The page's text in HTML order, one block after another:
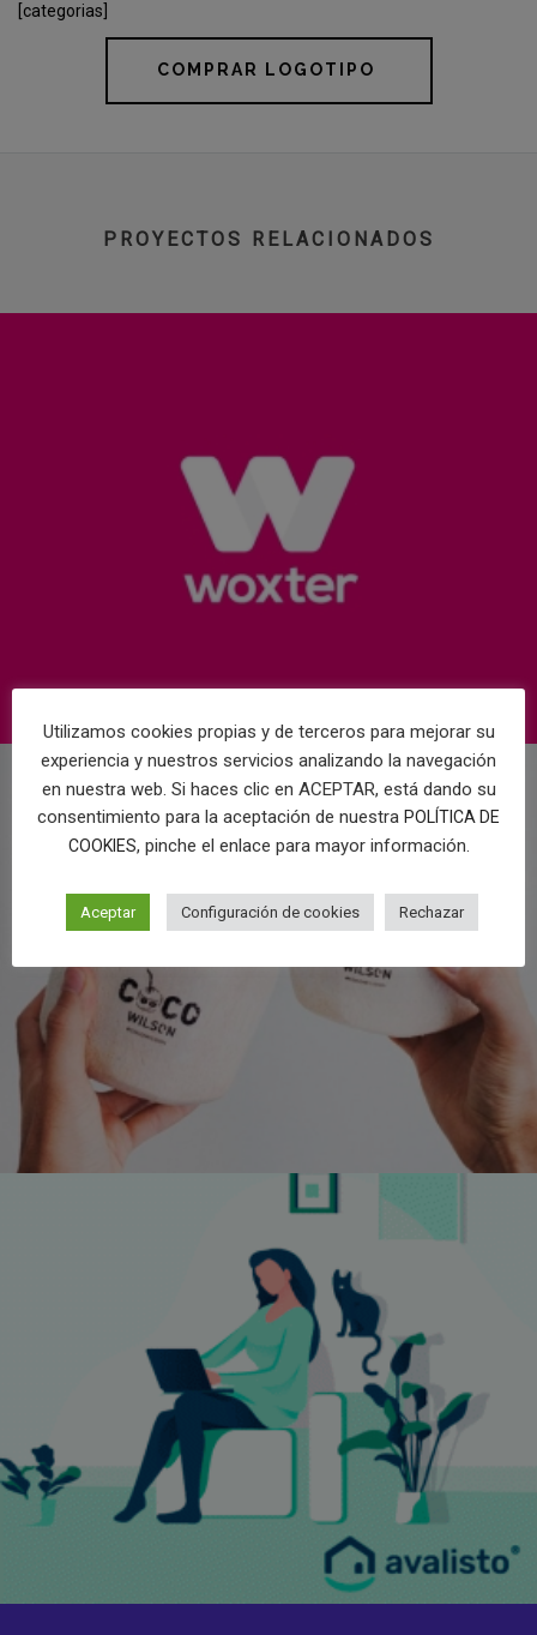
[categorias]
COMPRAR LOGOTIPO
PROYECTOS RELACIONADOS
Utilizamos cookies propias y de terceros para mejorar su
experiencia y nuestros servicios analizando la navegación
en nuestra web. Si haces clic en ACEPTAR, está dando su
consentimiento para la aceptación de nuestra POLÍTICA DE
COOKIES, pinche el enlace para mayor información.
Aceptar Configuración de cookies Rechazar